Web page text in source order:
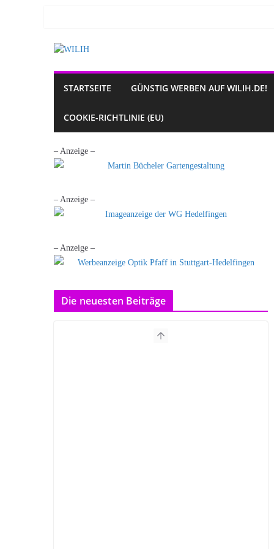
STARTSEITE GÜNSTIG WERBEN AUF WILIH.DE!
COOKIE-RICHTLINIE (EU)
– Anzeige –
– Anzeige –
– Anzeige –
Die neuesten Beiträge